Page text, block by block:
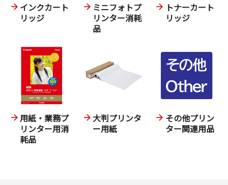
インクカート
リッジ
ミニフォトプ
リンター消耗
品
トナーカート
リッジ
用紙・業務プ
リンター用消
耗品
大判プリンタ
ー用紙
その他プリン
ター関連用品